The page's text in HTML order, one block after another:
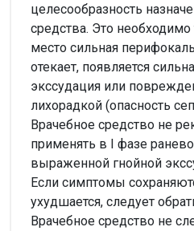
целесообразность
средства. Это
место сильная
отекает, появляется
экссудация или
лихорадкой (опасность
Врачебное средство не
применять в I фазе
выраженной гнойной
Если симптомы
ухудшается, следует
Врачебное средство не